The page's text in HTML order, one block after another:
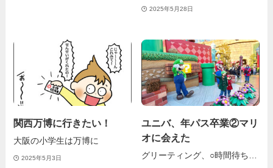
2025年5月28日
関西万博に行きたい！
大阪の小学生は万博に
2025年5月3日
ユニバ、年パス卒業②マリ
オに会えた
グリーティング、○時間待ち…